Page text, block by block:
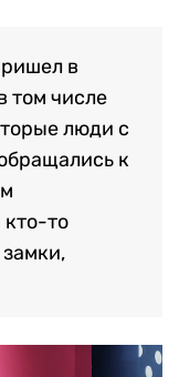
в
том числе
люди с
к
то